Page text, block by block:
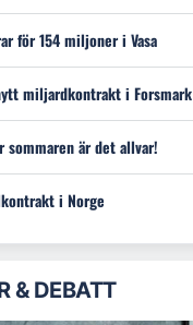
för 154 miljoner i Vasa
miljardkontrakt i Forsmark
sommaren är det allvar!
i Norge
& DEBATT